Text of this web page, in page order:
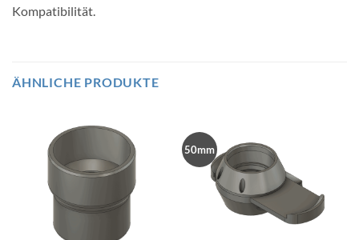
Kompatibilität.
ÄHNLICHE PRODUKTE
50mm